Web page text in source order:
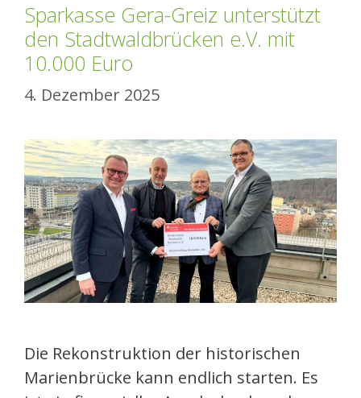
Sparkasse Gera-Greiz unterstützt
den Stadtwaldbrücken e.V. mit
10.000 Euro
4. Dezember 2025
Die Rekonstruktion der historischen
Marienbrücke kann endlich starten. Es